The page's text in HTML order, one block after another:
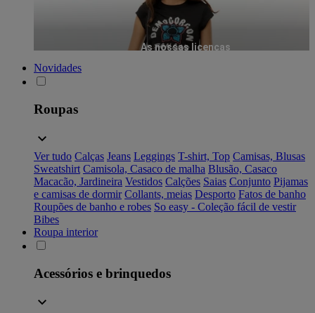
As nossas licenças
Novidades
Roupas
Ver tudo Calças Jeans Leggings T-shirt, Top Camisas, Blusas
Sweatshirt Camisola, Casaco de malha Blusão, Casaco
Macacão, Jardineira Vestidos Calções Saias Conjunto Pijamas
e camisas de dormir Collants, meias Desporto Fatos de banho
Roupões de banho e robes So easy - Coleção fácil de vestir
Bibes
Roupa interior
Acessórios e brinquedos